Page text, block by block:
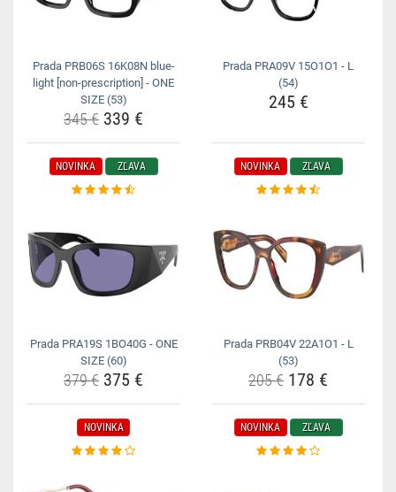
Prada PRB06S 16K08N blue-
light [non-prescription] - ONE
SIZE (53)
345 € 339 €
Prada PRA09V 15O1O1 - L
(54)
245 €
NOVINKA ZĽAVA
Prada PRA19S 1BO40G - ONE
SIZE (60)
379 € 375 €
NOVINKA ZĽAVA
Prada PRB04V 22A1O1 - L
(53)
205 € 178 €
NOVINKA NOVINKA ZĽAVA